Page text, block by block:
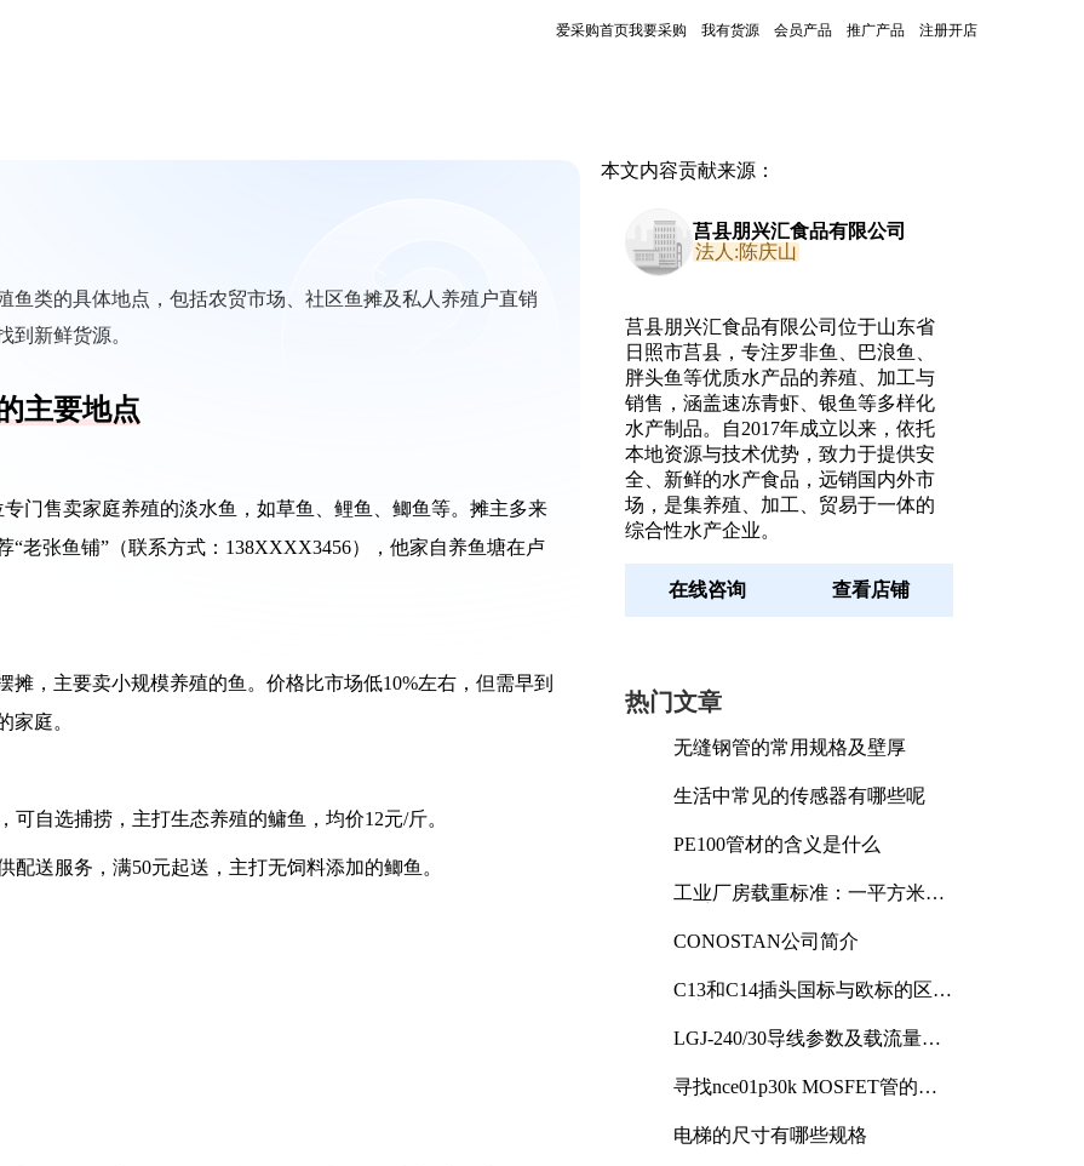
爱采购首页我要采购 我有货源 会员产品 推广产品 注册开店
鱼类的具体地点，包括农贸市场、社区鱼摊及私人养殖户直销
到新鲜货源。
主要地点
门售卖家庭养殖的淡水鱼，如草鱼、鲤鱼、鲫鱼等。摊主多来
老张鱼铺”（联系方式：138XXXX3456），他家自养鱼塘在卢
，主要卖小规模养殖的鱼。价格比市场低10%左右，但需早到
家庭。
自选捕捞，主打生态养殖的鳙鱼，均价12元/斤。
送服务，满50元起送，主打无饲料添加的鲫鱼。
本文内容贡献来源：
莒县朋兴汇食品有限公司
法人:陈庆山
莒县朋兴汇食品有限公司位于山东省
日照市莒县，专注罗非鱼、巴浪鱼、
胖头鱼等优质水产品的养殖、加工与
销售，涵盖速冻青虾、银鱼等多样化
水产制品。自2017年成立以来，依托
本地资源与技术优势，致力于提供安
全、新鲜的水产食品，远销国内外市
场，是集养殖、加工、贸易于一体的
综合性水产企业。
在线咨询 查看店铺
热门文章
无缝钢管的常用规格及壁厚
生活中常见的传感器有哪些呢
PE100管材的含义是什么
工业厂房载重标准：一平方米能
CONOSTAN公司简介
C13和C14插头国标与欧标的区别
LGJ-240/30导线参数及载流量解
寻找nce01p30k MOSFET管的合
电梯的尺寸有哪些规格